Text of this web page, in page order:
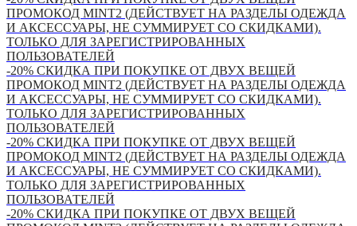
ПРОМОКОД MINT2 (ДЕЙСТВУЕТ НА РАЗДЕЛЫ ОДЕЖДА
И АКСЕССУАРЫ, НЕ СУММИРУЕТ СО СКИДКАМИ).
ТОЛЬКО ДЛЯ ЗАРЕГИСТРИРОВАННЫХ
ПОЛЬЗОВАТЕЛЕЙ
-20% СКИДКА ПРИ ПОКУПКЕ ОТ ДВУХ ВЕЩЕЙ
ПРОМОКОД MINT2 (ДЕЙСТВУЕТ НА РАЗДЕЛЫ ОДЕЖДА
И АКСЕССУАРЫ, НЕ СУММИРУЕТ СО СКИДКАМИ).
ТОЛЬКО ДЛЯ ЗАРЕГИСТРИРОВАННЫХ
ПОЛЬЗОВАТЕЛЕЙ
-20% СКИДКА ПРИ ПОКУПКЕ ОТ ДВУХ ВЕЩЕЙ
ПРОМОКОД MINT2 (ДЕЙСТВУЕТ НА РАЗДЕЛЫ ОДЕЖДА
И АКСЕССУАРЫ, НЕ СУММИРУЕТ СО СКИДКАМИ).
ТОЛЬКО ДЛЯ ЗАРЕГИСТРИРОВАННЫХ
ПОЛЬЗОВАТЕЛЕЙ
-20% СКИДКА ПРИ ПОКУПКЕ ОТ ДВУХ ВЕЩЕЙ